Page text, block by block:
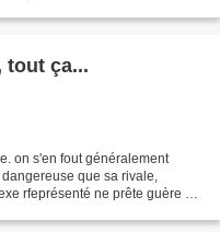
tout ça...
on s'en fout généralement
que sa rivale,
rfeprésenté ne prête guère à